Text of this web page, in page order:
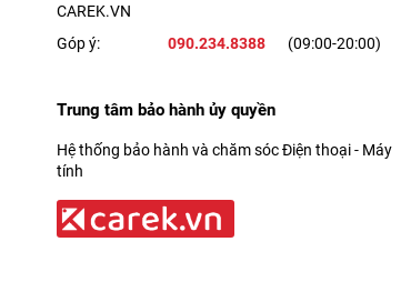
CAREK.VN
Góp ý: 090.234.8388 (09:00-20:00)
Trung tâm bảo hành ủy quyền
Hệ thống bảo hành và chăm sóc Điện thoại - Máy
tính